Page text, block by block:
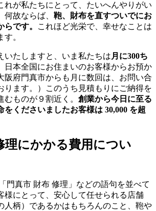
れが私たちにとって、たいへんやりがい
故ならば、 鞄、財布を直すついでにお
です。
これほど光栄で、幸せなことは
。
いたしますと、いま私たちは月に300ち
日本全国にお住まいのお客様からお預か
阪府門真市からも月に数回は、お問い合
ります。）このうち見積もりにご納得を
ものが９割近く。 創業から今日に至る
をくださいましたお客様は 30,000 を超
理にかかる費用につい
門真市 財布 修理」などの語句を並べて
様にとって、安心して任せられる店舗
人柄）であるかはもちろんのこと、鞄や